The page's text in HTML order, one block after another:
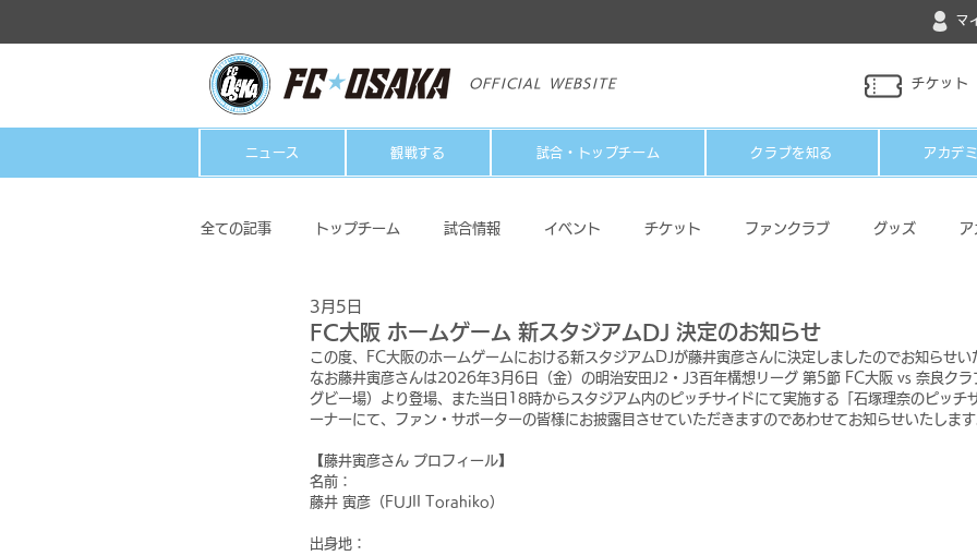
マ
OFFICIAL WEBSITE チケット
ニュース 観戦する 試合・トップチーム クラブを知る アカデ
全ての記事 トップチーム 試合情報 イベント チケット ファンクラブ グッズ ア
ホームタウン活動
FC大阪 ホームゲーム 新スタジアムDJ 決定のお知らせ
3月5日
この度、FC大阪のホームゲームにおける新スタジアムDJが藤井寅彦さんに決定しましたのでお知らせい
なお藤井寅彦さんは2026年3月6日（金）の明治安田J2・J3百年構想リーグ 第5節 FC大阪 vs 奈良クラ
グビー場）より登場、また当日18時からスタジアム内のピッチサイドにて実施する「石塚理奈のピッチ
ーナーにて、ファン・サポーターの皆様にお披露目させていただきますのであわせてお知らせいたします
【藤井寅彦さん プロフィール】
名前：
藤井 寅彦（FUJII Torahiko）
出身地：